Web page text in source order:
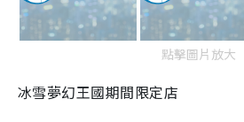
點擊圖片放大
冰雪夢幻王國期間限定店